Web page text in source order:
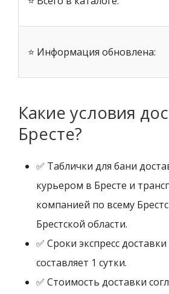
⭐ Информация обновлена:
Какие условия
Бресте?
✅ Таблички для бани
курьером в Бресте и
компанией по всему
Брестской области.
✅ Сроки экспресс
составляет 1 сутки.
✅ Стоимость доставки